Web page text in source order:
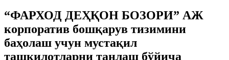
“ФАРХОД ДЕҲҚОН БОЗОРИ” АЖ
корпоратив бошқарув тизимини
баҳолаш учун мустақил
ташкилотларни танлаш бўйича